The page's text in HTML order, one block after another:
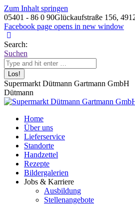
Zum Inhalt springen
05401 - 86 0 90Glückaufstraße 156,
Facebook page opens in new window
Search:
Suchen
Supermarkt Dütmann Gartmann GmbH
Dütmann
Home
Über uns
Lieferservice
Standorte
Handzettel
Rezepte
Bildergalerien
Jobs & Karriere
Ausbildung
Stellenangebote